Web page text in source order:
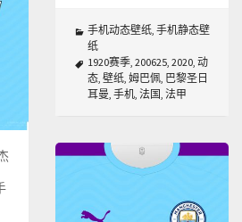
手机动态壁纸, 手机静态壁
纸
1920赛季, 200625, 2020, 动
态, 壁纸, 姆巴佩, 巴黎圣日
耳曼, 手机, 法国, 法甲